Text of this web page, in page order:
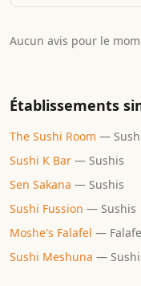
Aucun avis pour le
Établissements
The Sushi Room —
Sushi K Bar — Sushis
Sen Sakana — Sushis
Sushi Fussion — Sushis
Moshe's Falafel —
Sushi Meshuna —